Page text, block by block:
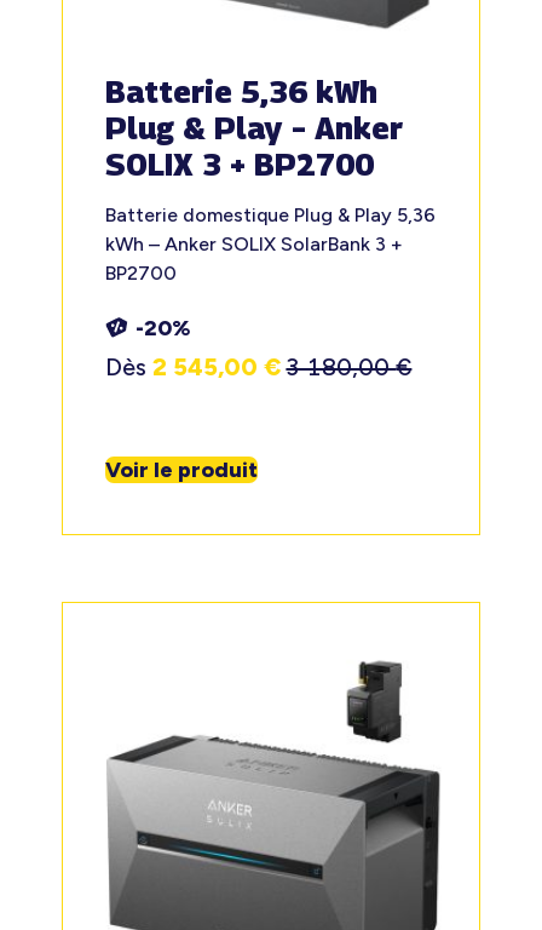
Batterie 5,36 kWh
Plug & Play – Anker
SOLIX 3 + BP2700
Batterie domestique Plug & Play 5,36
kWh – Anker SOLIX SolarBank 3 +
BP2700
-20%
Dès 2 545,00€3 180,00€
Voir le produit